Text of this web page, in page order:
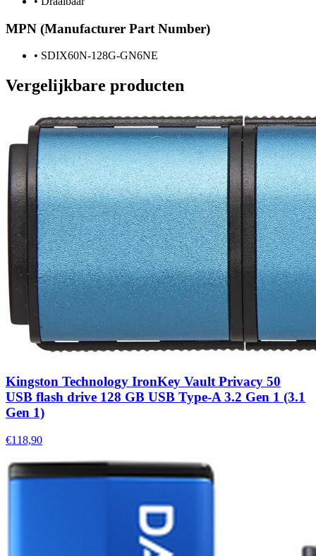
MPN (Manufacturer Part Number)
• SDIX60N-128G-GN6NE
Vergelijkbare producten
Kingston Technology IronKey Vault Privacy 50
USB flash drive 128 GB USB Type-A 3.2 Gen 1 (3.1
Gen 1)
€118,90